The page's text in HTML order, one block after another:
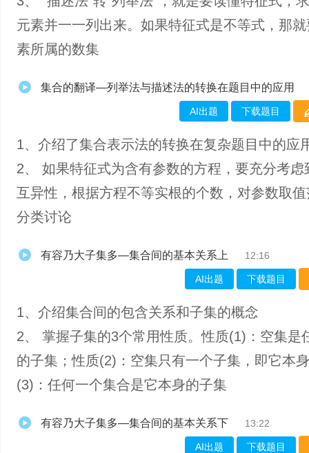
元素并一一列出来。如果特征式是不等式，那
素所属的数集
集合的翻译—列举法与描述法的转换在题目中的应用
AI出题 下载题目
1、介绍了集合表示法的转换在复杂题目中的应
2、 如果特征式为含有参数的方程，要充分考虑
互异性，根据方程不等实根的个数，对参数取
分类讨论
有容乃大子集多—集合间的基本关系上 12:16
AI出题 下载题目
1、介绍集合间的包含关系和子集的概念
2、 掌握子集的3个常用性质。性质(1)：空集是
的子集；性质(2)：空集只有一个子集，即它本
(3)：任何一个集合是它本身的子集
有容乃大子集多—集合间的基本关系下 13:22
AI出题 下载题目